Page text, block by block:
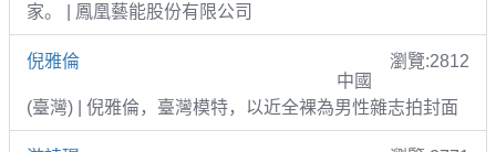
家。 | 鳳凰藝能股份有限公司
倪雅倫
瀏覽:2812
中國
(臺灣) | 倪雅倫，臺灣模特，以近全裸為男性雜志拍封面